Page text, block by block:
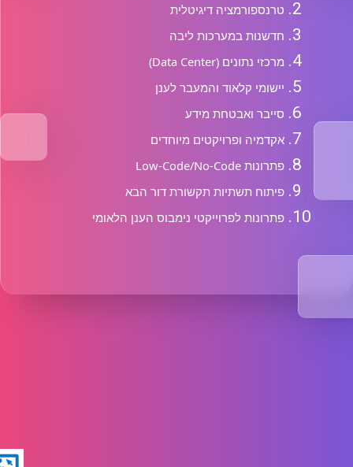
טרנספורמציה דיגיטלית
חדשנות במערכות ליבה
מרכזי נתונים (Data Center)
יישומי קלאוד והמעבר לענן
סייבר ואבטחת מידע
אקדמיה ופרויקטים מיוחדים
פתרונות Low-Code/No-Code
פיתוח תשתיות תקשורת דור הבא
פתרונות לפרוייקטי נימבוס הענן הלאומי